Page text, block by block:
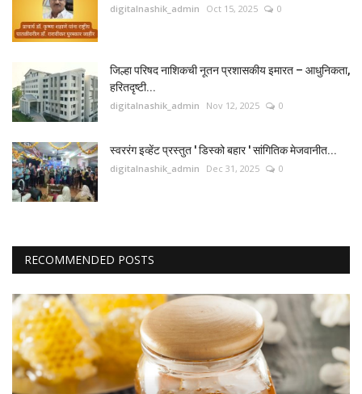
digitalnashik_admin Oct 15, 2025 0
जिल्हा परिषद नाशिकची नूतन प्रशासकीय इमारत – आधुनिकता,
हरितदृष्टी...
digitalnashik_admin Nov 12, 2025 0
स्वररंग इव्हेंट प्रस्तुत ' डिस्को बहार ' सांगितिक मेजवानीत...
digitalnashik_admin Dec 31, 2025 0
RECOMMENDED POSTS